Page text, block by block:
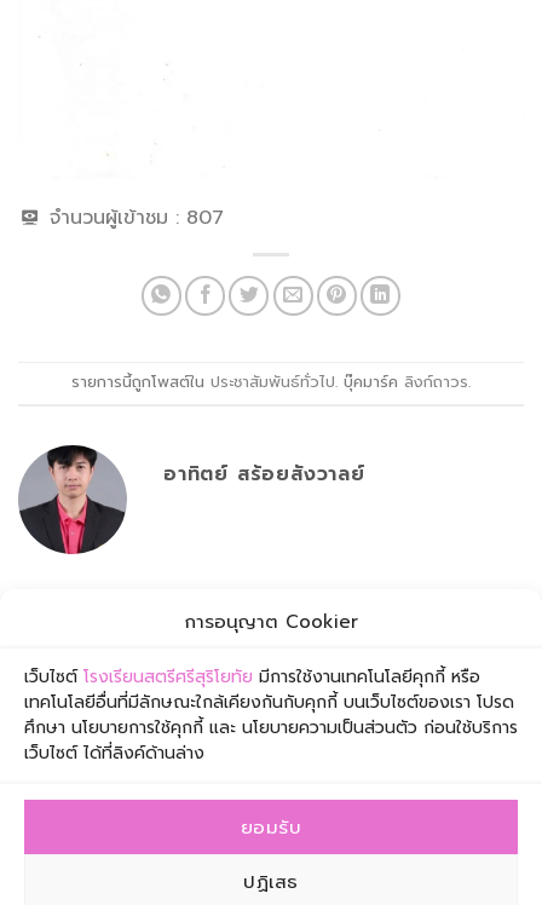
การอนุญาต Cookier
เว็บไซต์โรงเรียนสตรีศรีสุริโยทัย มีการใช้งานเทคโนโลยีคุกกี้ หรือ
เทคโนโลยีอื่นที่มีลักษณะใกล้เคียงกันกับคุกกี้ บนเว็บไซต์ของเรา โปรด
ศึกษา นโยบายการใช้คุกกี้ และ นโยบายความเป็นส่วนตัว ก่อนใช้บริการ
เว็บไซต์ ได้ที่ลิงค์ด้านล่าง
ยอมรับ
ปฏิเสธ
จำนวนผู้เข้าชม : 807
รายการนี้ถูกโพสต์ใน ประชาสัมพันธ์ทั่วไป. บุ๊คมาร์ค ลิงก์ถาวร.
อาทิตย์ สร้อยสังวาลย์
รายชื่อผู้มีสิทธิ์สัมภาษณ์ ครู
การจัดการเรียนการสอนแบบอ
โรงเรียนสตรีศรีสุริโยทัย เลขที่ 1 ซอยเจริญกรุง 57 ถนน
เจริญกรุง เขตสาทร กรุงเทพมหานคร 10120